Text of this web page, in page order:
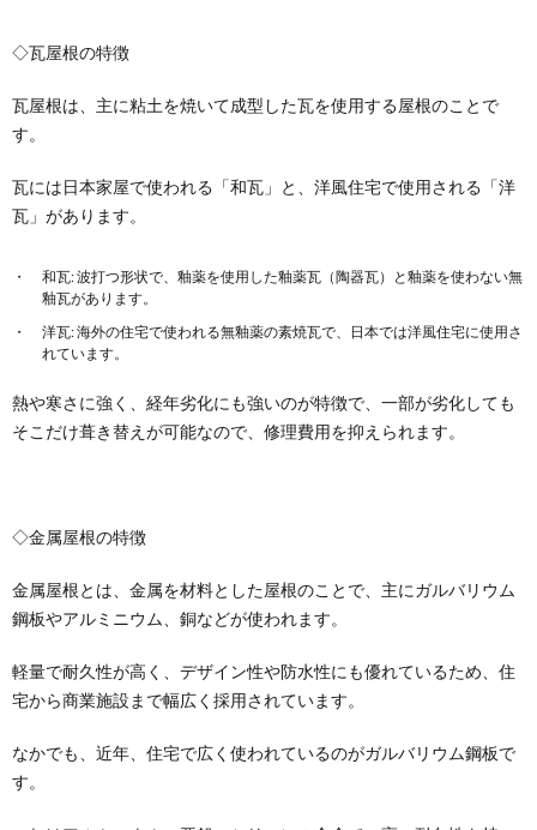
◇瓦屋根の特徴
瓦屋根は、主に粘土を焼いて成型した瓦を使用する屋根のことで
す。
瓦には日本家屋で使われる「和瓦」と、洋風住宅で使用される「洋
瓦」があります。
和瓦: 波打つ形状で、釉薬を使用した釉薬瓦（陶器瓦）と釉薬を使わない無
釉瓦があります。
洋瓦: 海外の住宅で使われる無釉薬の素焼瓦で、日本では洋風住宅に使用さ
れています。
熱や寒さに強く、経年劣化にも強いのが特徴で、一部が劣化しても
そこだけ葺き替えが可能なので、修理費用を抑えられます。
◇金属屋根の特徴
金属屋根とは、金属を材料とした屋根のことで、主にガルバリウム
鋼板やアルミニウム、銅などが使われます。
軽量で耐久性が高く、デザイン性や防水性にも優れているため、住
宅から商業施設まで幅広く採用されています。
なかでも、近年、住宅で広く使われているのがガルバリウム鋼板で
す。